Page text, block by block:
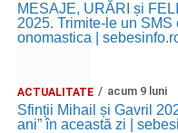
MESAJE, URĂRI și
2025. Trimite-le un
onomastica |
ACTUALITATE acum 9 luni
Sfinții Mihail și Gavril
ani” în această zi |